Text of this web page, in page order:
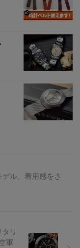
デル、着用感をさ
リ
軍